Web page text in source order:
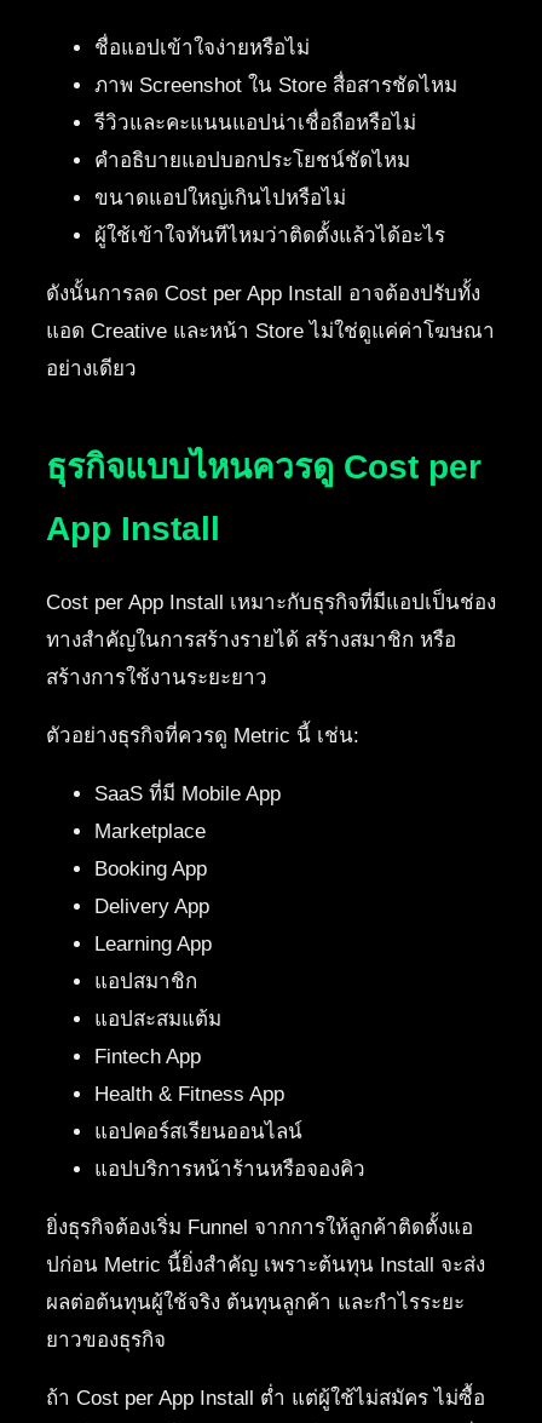
ชื่อแอปเข้าใจง่ายหรือไม่
ภาพ Screenshot ใน Store สื่อสารชัดไหม
รีวิวและคะแนนแอปน่าเชื่อถือหรือไม่
คำอธิบายแอปบอกประโยชน์ชัดไหม
ขนาดแอปใหญ่เกินไปหรือไม่
ผู้ใช้เข้าใจทันทีไหมว่าติดตั้งแล้วได้อะไร
ดังนั้นการลด Cost per App Install อาจต้องปรับทั้ง
แอด Creative และหน้า Store ไม่ใช่ดูแค่ค่าโฆษณา
อย่างเดียว
ธุรกิจแบบไหนควรดู Cost per
App Install
Cost per App Install เหมาะกับธุรกิจที่มีแอปเป็นช่อง
ทางสำคัญในการสร้างรายได้ สร้างสมาชิก หรือ
สร้างการใช้งานระยะยาว
ตัวอย่างธุรกิจที่ควรดู Metric นี้ เช่น:
SaaS ที่มี Mobile App
Marketplace
Booking App
Delivery App
Learning App
แอปสมาชิก
แอปสะสมแต้ม
Fintech App
Health & Fitness App
แอปคอร์สเรียนออนไลน์
แอปบริการหน้าร้านหรือจองคิว
ยิ่งธุรกิจต้องเริ่ม Funnel จากการให้ลูกค้าติดตั้งแอ
ปก่อน Metric นี้ยิ่งสำคัญ เพราะต้นทุน Install จะส่ง
ผลต่อต้นทุนผู้ใช้จริง ต้นทุนลูกค้า และกำไรระยะ
ยาวของธุรกิจ
ถ้า Cost per App Install ต่ำ แต่ผู้ใช้ไม่สมัคร ไม่ซื้อ